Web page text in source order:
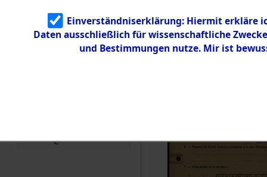
Identifizierun
g
5.3.3
Todesmärsch
e
Einverständniserklärung: Hiermit erkläre
Daten ausschließlich für wissenschaftliche
und Bestimmungen nutze. Mir ist